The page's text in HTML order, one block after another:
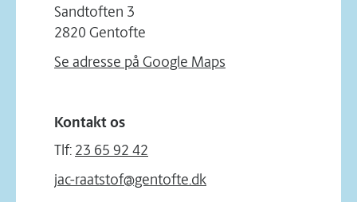
Sandtoften 3
2820 Gentofte
Se adresse på Google Maps
Kontakt os
Tlf: 23 65 92 42
jac-raatstof@gentofte.dk